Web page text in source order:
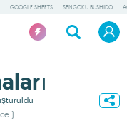
GOOGLE SHEETS SENGOKU BUSHIDO
)